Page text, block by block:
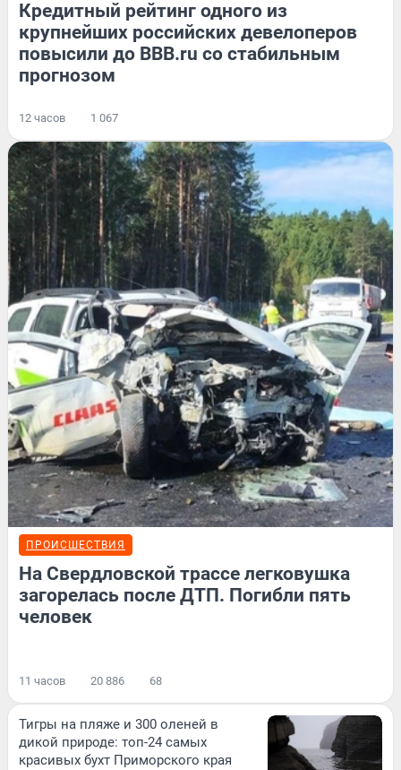
Кредитный рейтинг одного из
крупнейших российских девелоперов
повысили до BBB.ru со стабильным
прогнозом
12 часов 1 067
ПРОИСШЕСТВИЯ
На Свердловской трассе легковушка
загорелась после ДТП. Погибли пять
человек
11 часов 20 886 68
Тигры на пляже и 300 оленей в
дикой природе: топ-24 самых
красивых бухт Приморского края